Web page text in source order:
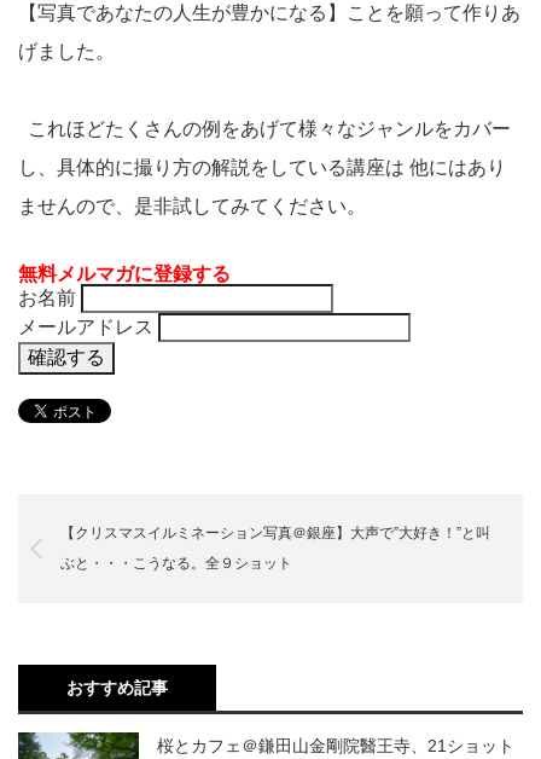
【写真であなたの人生が豊かになる】ことを願って作りあ
げました。
これほどたくさんの例をあげて様々なジャンルをカバー
し、具体的に撮り方の解説をしている講座は 他にはあり
ませんので、是非試してみてください。
無料メルマガに登録する
お名前
メールアドレス
【クリスマスイルミネーション写真＠銀座】大声で”大好き！”と叫
ぶと・・・こうなる。全９ショット
おすすめ記事
桜とカフェ＠鎌田山金剛院醫王寺、21ショット